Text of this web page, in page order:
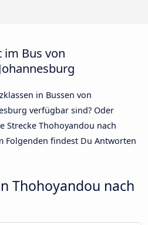
im Bus von
in Bussen von
verfügbar sind? Oder
Strecke Thohoyandou nach
Folgenden findest Du Antworten
Thohoyandou nach